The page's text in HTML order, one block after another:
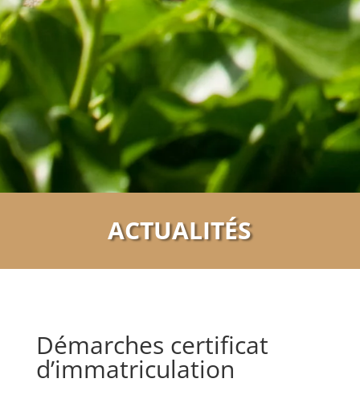
ACTUALITÉS
Démarches certificat
d’immatriculation